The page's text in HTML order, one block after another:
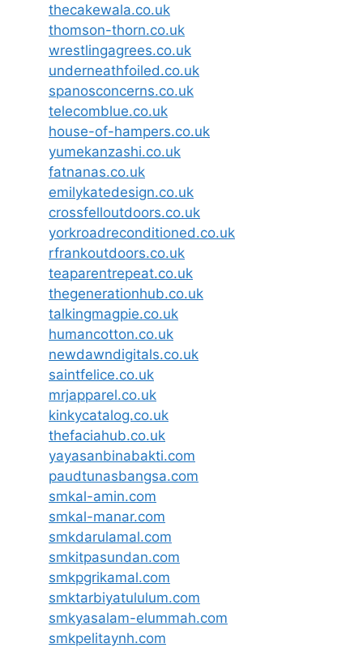
thecakewala.co.uk
thomson-thorn.co.uk
wrestlingagrees.co.uk
underneathfoiled.co.uk
spanosconcerns.co.uk
telecomblue.co.uk
house-of-hampers.co.uk
yumekanzashi.co.uk
fatnanas.co.uk
emilykatedesign.co.uk
crossfelloutdoors.co.uk
yorkroadreconditioned.co.uk
rfrankoutdoors.co.uk
teaparentrepeat.co.uk
thegenerationhub.co.uk
talkingmagpie.co.uk
humancotton.co.uk
newdawndigitals.co.uk
saintfelice.co.uk
mrjapparel.co.uk
kinkycatalog.co.uk
thefaciahub.co.uk
yayasanbinabakti.com
paudtunasbangsa.com
smkal-amin.com
smkal-manar.com
smkdarulamal.com
smkitpasundan.com
smkpgrikamal.com
smktarbiyatululum.com
smkyasalam-elummah.com
smkpelitaynh.com